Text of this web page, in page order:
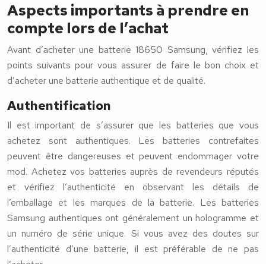
Aspects importants à prendre en
compte lors de l’achat
Avant d’acheter une batterie 18650 Samsung, vérifiez les
points suivants pour vous assurer de faire le bon choix et
d’acheter une batterie authentique et de qualité.
Authentification
Il est important de s’assurer que les batteries que vous
achetez sont authentiques. Les batteries contrefaites
peuvent être dangereuses et peuvent endommager votre
mod. Achetez vos batteries auprès de revendeurs réputés
et vérifiez l’authenticité en observant les détails de
l’emballage et les marques de la batterie. Les batteries
Samsung authentiques ont généralement un hologramme et
un numéro de série unique. Si vous avez des doutes sur
l’authenticité d’une batterie, il est préférable de ne pas